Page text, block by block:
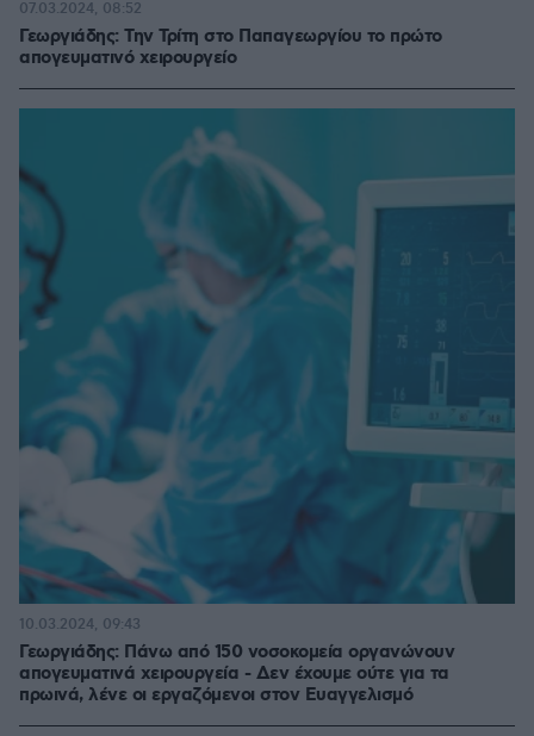
Γεωργιάδης: Την Τρίτη στο Παπαγεωργίου το πρώτο
απογευματινό χειρουργείο
07.03.2024, 08:52
Γεωργιάδης: Πάνω από 150 νοσοκομεία οργανώνουν
απογευματινά χειρουργεία - Δεν έχουμε ούτε για τα
πρωινά, λένε οι εργαζόμενοι στον Ευαγγελισμό
10.03.2024, 09:43